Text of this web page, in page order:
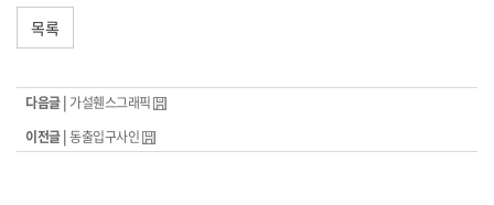
목록
다음글 | 가설휀스그래픽
이전글 |동출입구사인